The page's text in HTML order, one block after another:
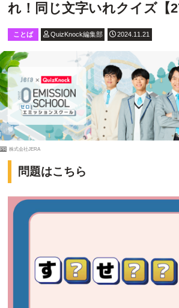
れ！同じ文字いれクイズ【
ことば QuizKnock編集部 2024.11.21
PR 株式会社JERA
問題はこちら